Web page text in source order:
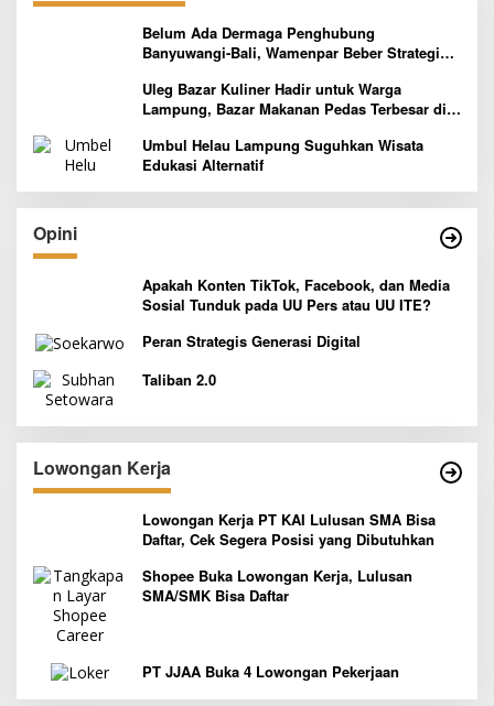
Belum Ada Dermaga Penghubung
Banyuwangi-Bali, Wamenpar Beber Strategi
Uleg Bazar Kuliner Hadir untuk Warga
Lampung, Bazar Makanan Pedas Terbesar di
Umbul Helau Lampung Suguhkan Wisata
Edukasi Alternatif
Opini
Apakah Konten TikTok, Facebook, dan Media
Sosial Tunduk pada UU Pers atau UU ITE?
Peran Strategis Generasi Digital
Taliban 2.0
Lowongan Kerja
Lowongan Kerja PT KAI Lulusan SMA Bisa
Daftar, Cek Segera Posisi yang Dibutuhkan
Shopee Buka Lowongan Kerja, Lulusan
SMA/SMK Bisa Daftar
PT JJAA Buka 4 Lowongan Pekerjaan